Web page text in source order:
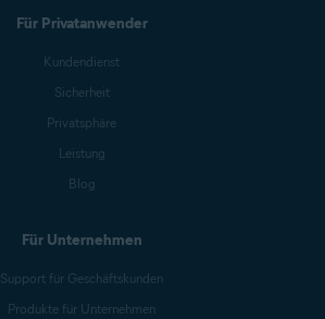
Für Privatanwender
Kundendienst
Sicherheit
Privatsphäre
Leistung
Blog
Für Unternehmen
Support für Geschäftskunden
Produkte für Unternehmen